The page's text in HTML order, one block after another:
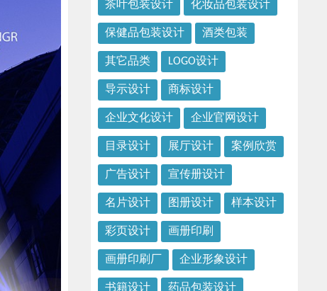
茶叶包装设计 化妆品包装设计
保健品包装设计 酒类包装
其它品类 LOGO设计
导示设计 商标设计
企业文化设计 企业官网设计
目录设计 展厅设计 案例欣赏
广告设计 宣传册设计
名片设计 图册设计 样本设计
彩页设计 画册印刷
画册印刷厂 企业形象设计
书籍设计 药品包装设计